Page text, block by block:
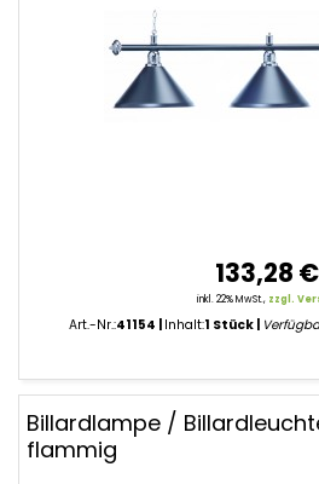
133,28 €
inkl. 22% MwSt., zzgl.
Art.-Nr.:41154 Inhalt:1 Stück
Billardlampe /
flammig